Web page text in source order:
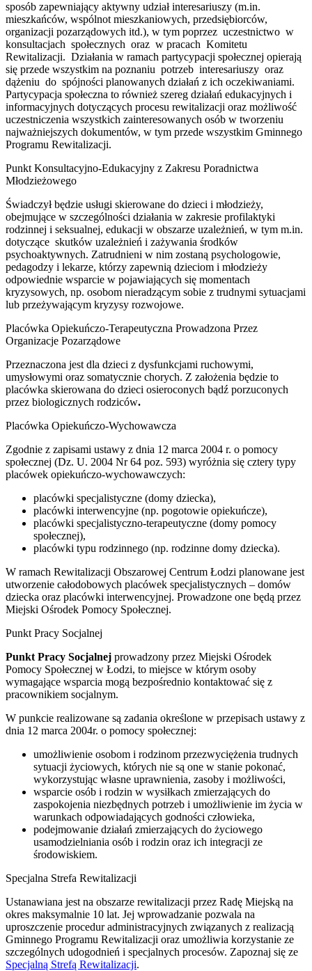
sposób zapewniający aktywny udział interesariuszy (m.in.
mieszkańców, wspólnot mieszkaniowych, przedsiębiorców,
organizacji pozarządowych itd.), w tym poprzez uczestnictwo w
konsultacjach społecznych oraz w pracach Komitetu
Rewitalizacji. Działania w ramach partycypacji społecznej opierają
się przede wszystkim na poznaniu potrzeb interesariuszy oraz
dążeniu do spójności planowanych działań z ich oczekiwaniami.
Partycypacja społeczna to również szereg działań edukacyjnych i
informacyjnych dotyczących procesu rewitalizacji oraz możliwość
uczestniczenia wszystkich zainteresowanych osób w tworzeniu
najważniejszych dokumentów, w tym przede wszystkim Gminnego
Programu Rewitalizacji.
Punkt Konsultacyjno-Edukacyjny z Zakresu Poradnictwa
Młodzieżowego
Świadczył będzie usługi skierowane do dzieci i młodzieży,
obejmujące w szczególności działania w zakresie profilaktyki
rodzinnej i seksualnej, edukacji w obszarze uzależnień, w tym m.in.
dotyczące skutków uzależnień i zażywania środków
psychoaktywnych. Zatrudnieni w nim zostaną psychologowie,
pedagodzy i lekarze, którzy zapewnią dzieciom i młodzieży
odpowiednie wsparcie w pojawiających się momentach
kryzysowych, np. osobom nieradzącym sobie z trudnymi sytuacjami
lub przeżywającym kryzysy rozwojowe.
Placówka Opiekuńczo-Terapeutyczna Prowadzona Przez
Organizacje Pozarządowe
Przeznaczona jest dla dzieci z dysfunkcjami ruchowymi,
umysłowymi oraz somatycznie chorych. Z założenia będzie to
placówka skierowana do dzieci osieroconych bądź porzuconych
przez biologicznych rodziców.
Placówka Opiekuńczo-Wychowawcza
Zgodnie z zapisami ustawy z dnia 12 marca 2004 r. o pomocy
społecznej (Dz. U. 2004 Nr 64 poz. 593) wyróżnia się cztery typy
placówek opiekuńczo-wychowawczych:
placówki specjalistyczne (domy dziecka),
placówki interwencyjne (np. pogotowie opiekuńcze),
placówki specjalistyczno-terapeutyczne (domy pomocy
społecznej),
placówki typu rodzinnego (np. rodzinne domy dziecka).
W ramach Rewitalizacji Obszarowej Centrum Łodzi planowane jest
utworzenie całodobowych placówek specjalistycznych – domów
dziecka oraz placówki interwencyjnej. Prowadzone one będą przez
Miejski Ośrodek Pomocy Społecznej.
Punkt Pracy Socjalnej
Punkt Pracy Socjalnej prowadzony przez Miejski Ośrodek
Pomocy Społecznej w Łodzi, to miejsce w którym osoby
wymagające wsparcia mogą bezpośrednio kontaktować się z
pracownikiem socjalnym.
W punkcie realizowane są zadania określone w przepisach ustawy z
dnia 12 marca 2004r. o pomocy społecznej:
umożliwienie osobom i rodzinom przezwyciężenia trudnych
sytuacji życiowych, których nie są one w stanie pokonać,
wykorzystując własne uprawnienia, zasoby i możliwości,
wsparcie osób i rodzin w wysiłkach zmierzających do
zaspokojenia niezbędnych potrzeb i umożliwienie im życia w
warunkach odpowiadających godności człowieka,
podejmowanie działań zmierzających do życiowego
usamodzielniania osób i rodzin oraz ich integracji ze
środowiskiem.
Specjalna Strefa Rewitalizacji
Ustanawiana jest na obszarze rewitalizacji przez Radę Miejską na
okres maksymalnie 10 lat. Jej wprowadzanie pozwala na
uproszczenie procedur administracyjnych związanych z realizacją
Gminnego Programu Rewitalizacji oraz umożliwia korzystanie ze
szczególnych udogodnień i specjalnych procesów. Zapoznaj się ze
Specjalną Strefą Rewitalizacji.